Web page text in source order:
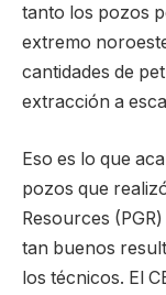
tanto los pozos
extremo
cantidades de
extracción a
Eso es lo que
pozos que
Resources
tan buenos
los técnicos. El